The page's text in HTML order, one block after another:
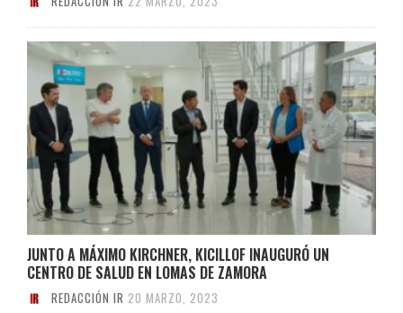
JUNTO A MÁXIMO KIRCHNER, KICILLOF INAUGURÓ UN
CENTRO DE SALUD EN LOMAS DE ZAMORA
REDACCIÓN IR 20 MARZO, 2023